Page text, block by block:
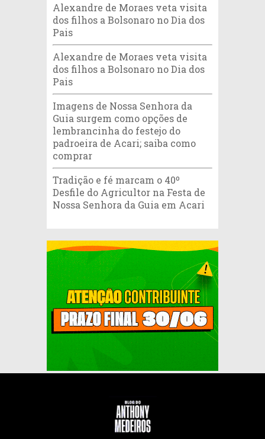
Alexandre de Moraes veta visita
dos filhos a Bolsonaro no Dia dos
Pais
Alexandre de Moraes veta visita
dos filhos a Bolsonaro no Dia dos
Pais
Imagens de Nossa Senhora da
Guia surgem como opções de
lembrancinha do festejo do
padroeira de Acari; saiba como
comprar
Tradição e fé marcam o 40º
Desfile do Agricultor na Festa de
Nossa Senhora da Guia em Acari